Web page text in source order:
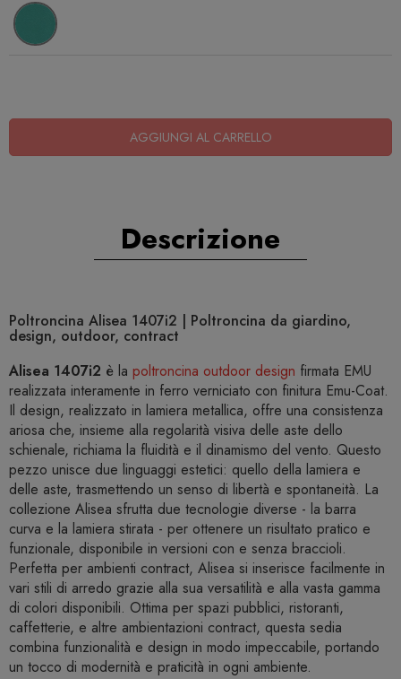
AGGIUNGI AL CARRELLO
Descrizione
Poltroncina Alisea 1407i2 | Poltroncina da giardino,
design, outdoor, contract
Alisea 1407i2 è la poltroncina outdoor design firmata EMU
realizzata interamente in ferro verniciato con finitura Emu-Coat.
Il design, realizzato in lamiera metallica, offre una consistenza
ariosa che, insieme alla regolarità visiva delle aste dello
schienale, richiama la fluidità e il dinamismo del vento. Questo
pezzo unisce due linguaggi estetici: quello della lamiera e
delle aste, trasmettendo un senso di libertà e spontaneità. La
collezione Alisea sfrutta due tecnologie diverse - la barra
curva e la lamiera stirata - per ottenere un risultato pratico e
funzionale, disponibile in versioni con e senza braccioli.
Perfetta per ambienti contract, Alisea si inserisce facilmente in
vari stili di arredo grazie alla sua versatilità e alla vasta gamma
di colori disponibili. Ottima per spazi pubblici, ristoranti,
caffetterie, e altre ambientazioni contract, questa sedia
combina funzionalità e design in modo impeccabile, portando
un tocco di modernità e praticità in ogni ambiente.